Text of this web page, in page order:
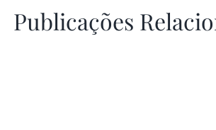
Publicações